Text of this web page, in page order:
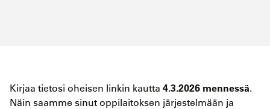
Kirjaa tietosi oheisen linkin kautta 4.3.2026 mennessä.
Näin saamme sinut oppilaitoksen järjestelmään ja